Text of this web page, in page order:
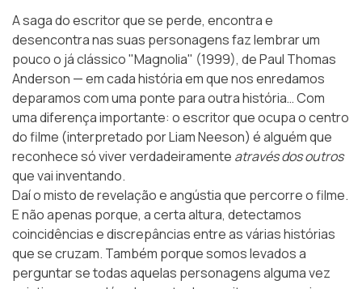
A saga do escritor que se perde, encontra e
desencontra nas suas personagens faz lembrar um
pouco o já clássico "Magnolia" (1999), de Paul Thomas
Anderson — em cada história em que nos enredamos
deparamos com uma ponte para outra história… Com
uma diferença importante: o escritor que ocupa o centro
do filme (interpretado por Liam Neeson) é alguém que
reconhece só viver verdadeiramente através dos outros
que vai inventando.
Daí o misto de revelação e angústia que percorre o filme.
E não apenas porque, a certa altura, detectamos
coincidências e discrepâncias entre as várias histórias
que se cruzam. Também porque somos levados a
perguntar se todas aquelas personagens alguma vez